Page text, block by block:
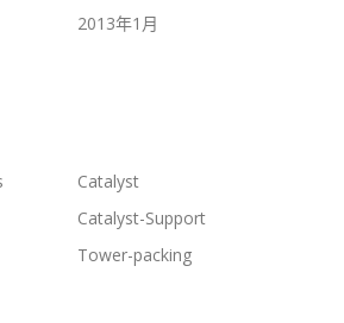
2013年1月
Catalyst
Catalyst-Support
Tower-packing